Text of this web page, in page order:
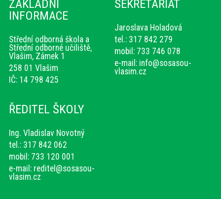
ZÁKLADNÍ
INFORMACE
Střední odborná škola a
Střední odborné učiliště,
Vlašim, Zámek 1
258 01 Vlašim
IČ: 14 798 425
SEKRETARIÁT
Jaroslava Holadová
tel.: 317 842 279
mobil: 733 746 078
e-mail: info@sosasou-
vlasim.cz
ŘEDITEL ŠKOLY
Ing. Vladislav Novotný
tel.: 317 842 062
mobil: 733 120 001
e-mail: reditel@sosasou-
vlasim.cz